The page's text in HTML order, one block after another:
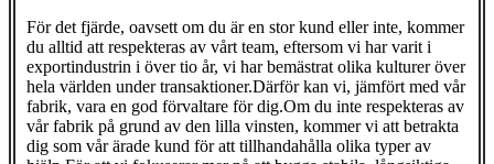
För det fjärde, oavsett om du är en stor kund eller inte, kommer
du alltid att respekteras av vårt team, eftersom vi har varit i
exportindustrin i över tio år, vi har bemästrat olika kulturer över
hela världen under transaktioner.Därför kan vi, jämfört med vår
fabrik, vara en god förvaltare för dig.Om du inte respekteras av
vår fabrik på grund av den lilla vinsten, kommer vi att betrakta
dig som vår ärade kund för att tillhandahålla olika typer av